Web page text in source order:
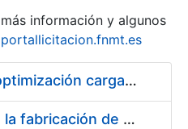
información y algunos
portallicitacion.fnmt.es
Pliego condiciones optimización cargas compras firmado
Acuerdo marco para la fabricación de piezas